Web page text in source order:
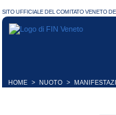
HOME > NUOTO >